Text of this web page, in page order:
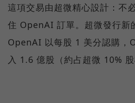
這項交易由超微精心設計：不
住 OpenAI 訂單。超微發行新
OpenAI 以每股 1 美分認購，
入 1.6 億股（約占超微 10% 股